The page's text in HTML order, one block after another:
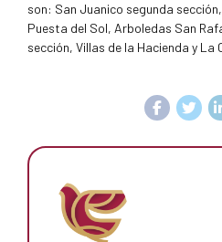
son: San Juanico segunda
Puesta del Sol, Arboledas San
sección, Villas de la Hacienda y La